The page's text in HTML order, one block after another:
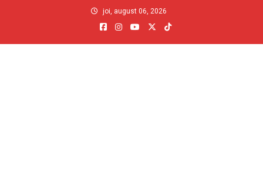
joi, august 06, 2026